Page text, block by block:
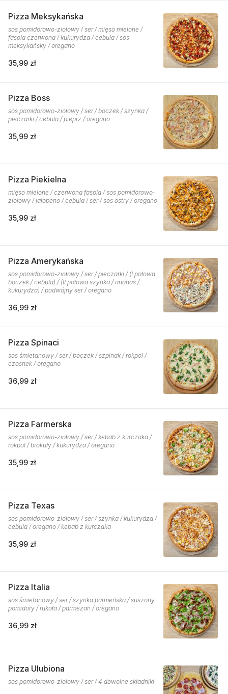
Pizza Meksykańska
sos pomidorowo-ziołowy / ser / mięso mielone /
fasola czerwona / kukurydza / cebula / sos
meksykańsky / oregano
35,99 zł
Pizza Boss
sos pomidorowo-ziołowy / ser / boczek / szynka /
pieczarki / cebula / pieprz / oregano
35,99 zł
Pizza Piekielna
mięso mielone / czerwona fasola / sos pomidorowo-
ziołowy / jałopeno / cebula / ser / sos ostry / oregano
35,99 zł
Pizza Amerykańska
sos pomidorowo-ziołowy / ser / pieczarki / (I połowa
boczek / cebula) / (II połowa szynka / ananas /
kukurydza) / podwójny ser / oregano
36,99 zł
Pizza Spinaci
sos śmietanowy / ser / boczek / szpinak / rokpol /
czosnek / oregano
36,99 zł
Pizza Farmerska
sos pomidorowo-ziołowy / ser / kebab z kurczaka /
rokpol / brokuły / kukurydza / oregano
35,99 zł
Pizza Texas
sos pomidorowo-ziołowy / ser / szynka / kukurydza /
cebula / oregano / kebab z kurczaka
35,99 zł
Pizza Italia
sos śmietanowy / ser / szynka parmeńska / suszony
pomidory / rukoła / parmezan / oregano
36,99 zł
Pizza Ulubiona
sos pomidorowo-ziołowy / ser / 4 dowolne składniki